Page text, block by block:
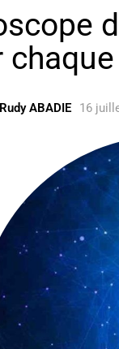
Rudy ABADIE 16